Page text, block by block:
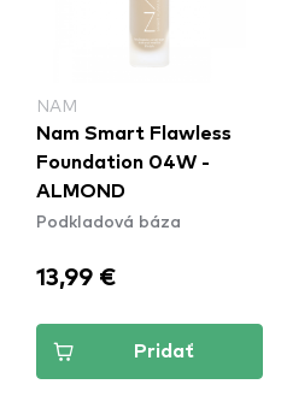
NAM
Nam Smart Flawless
Foundation 04W -
ALMOND
Podkladová báza
13,99 €
Pridať